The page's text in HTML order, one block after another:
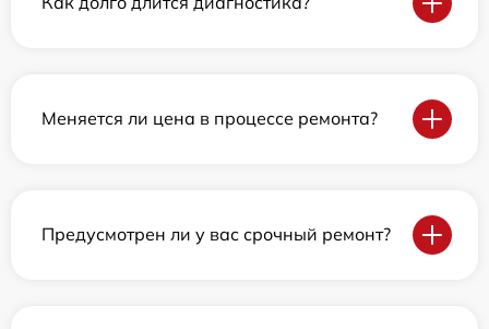
Меняется ли цена в процессе ремонта?
Предусмотрен ли у вас срочный ремонт?